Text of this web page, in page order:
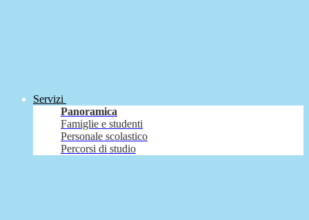
Servizi
Panoramica
Famiglie e studenti
Personale scolastico
Percorsi di studio